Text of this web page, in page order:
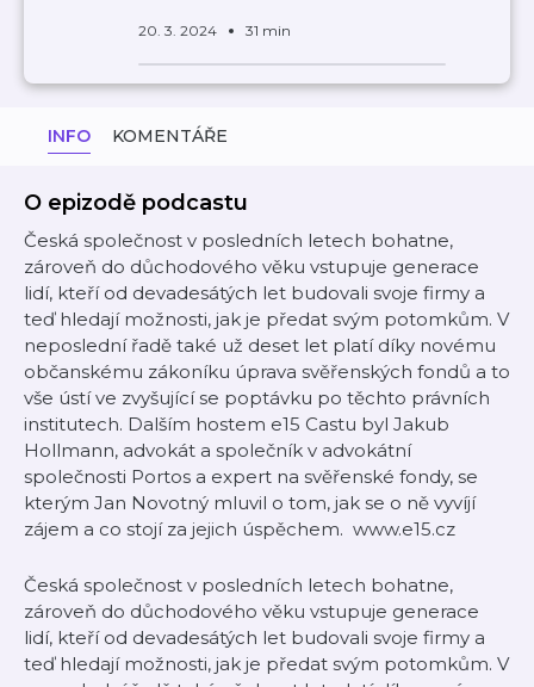
20. 3. 2024 31 min
INFO KOMENTÁŘE
O epizodě podcastu
Česká společnost v posledních letech bohatne,
zároveň do důchodového věku vstupuje generace
lidí, kteří od devadesátých let budovali svoje firmy a
teď hledají možnosti, jak je předat svým potomkům. V
neposlední řadě také už deset let platí díky novému
občanskému zákoníku úprava svěřenských fondů a to
vše ústí ve zvyšující se poptávku po těchto právních
institutech. Dalším hostem e15 Castu byl Jakub
Hollmann, advokát a společník v advokátní
společnosti Portos a expert na svěřenské fondy, se
kterým Jan Novotný mluvil o tom, jak se o ně vyvíjí
zájem a co stojí za jejich úspěchem. www.e15.cz
Česká společnost v posledních letech bohatne,
zároveň do důchodového věku vstupuje generace
lidí, kteří od devadesátých let budovali svoje firmy a
teď hledají možnosti, jak je předat svým potomkům. V